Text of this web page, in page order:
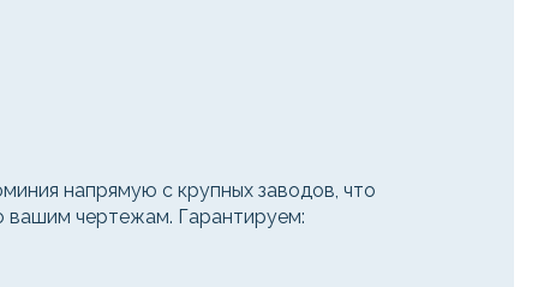
напрямую с крупных заводов, что
вашим чертежам. Гарантируем: